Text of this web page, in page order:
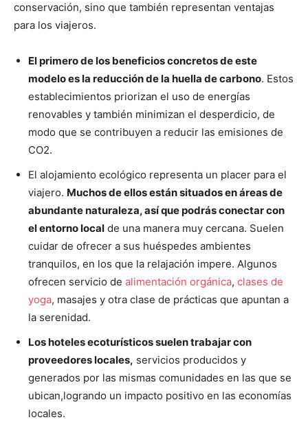
conservación, sino que también representan ventajas
para los viajeros.
El primero de los beneficios concretos de este
modelo es la reducción de la huella de carbono. Estos
establecimientos priorizan el uso de energías
renovables y también minimizan el desperdicio, de
modo que se contribuyen a reducir las emisiones de
CO2.
El alojamiento ecológico representa un placer para el
viajero. Muchos de ellos están situados en áreas de
abundante naturaleza, así que podrás conectar con
el entorno local de una manera muy cercana. Suelen
cuidar de ofrecer a sus huéspedes ambientes
tranquilos, en los que la relajación impere. Algunos
ofrecen servicio de alimentación orgánica, clases de
yoga, masajes y otra clase de prácticas que apuntan a
la serenidad.
Los hoteles ecoturísticos suelen trabajar con
proveedores locales, servicios producidos y
generados por las mismas comunidades en las que se
ubican,logrando un impacto positivo en las economías
locales.